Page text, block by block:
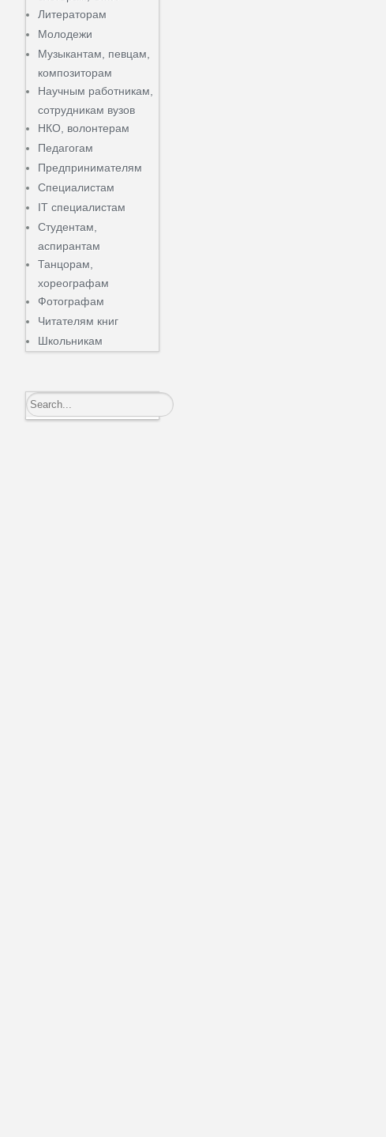
Литераторам
Молодежи
Музыкантам, певцам,
композиторам
Научным работникам,
сотрудникам вузов
НКО, волонтерам
Педагогам
Предпринимателям
Специалистам
IT специалистам
Студентам,
аспирантам
Танцорам,
хореографам
Фотографам
Читателям книг
Школьникам